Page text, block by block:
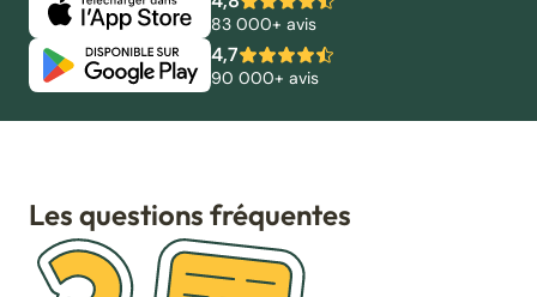
83 000+ avis
4,7
90 000+ avis
Les questions fréquentes